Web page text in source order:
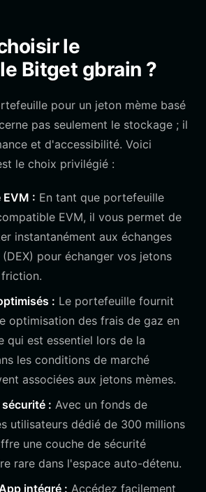
le
Bitget gbrain ?
pour un jeton mème basé
pas seulement le stockage ; il
et d'accessibilité. Voici
le choix privilégié :
: En tant que portefeuille
EVM, il vous permet de
instantanément aux échanges
pour échanger vos jetons
friction.
: Le portefeuille fournit
optimisation des frais de gaz en
qui est essentiel lors de la
les conditions de marché
associées aux jetons mèmes.
: Avec un fonds de
utilisateurs dédié de 300 millions
une couche de sécurité
rare dans l'espace auto-détenu.
intégré : Accédez facilement